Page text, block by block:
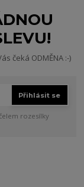
čeká ODMĚNA :-)
Přihlásit se
rozesílky